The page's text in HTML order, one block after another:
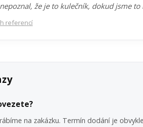
že je to kulečník, dokud jsme
referencí
na zakázku. Termín dodání je